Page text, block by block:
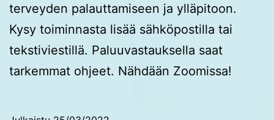
terveyden palauttamiseen ja ylläpitoon.
Kysy toiminnasta lisää sähköpostilla tai
tekstiviestillä. Paluuvastauksella saat
tarkemmat ohjeet. Nähdään Zoomissa!